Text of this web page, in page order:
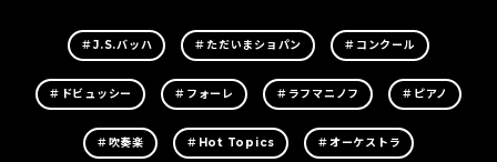
＃J.S.バッハ ＃ただいまショパン ＃コンクール
＃ドビュッシー ＃フォーレ ＃ラフマニノフ ＃ピアノ
＃吹奏楽 ＃Hot Topics ＃オーケストラ